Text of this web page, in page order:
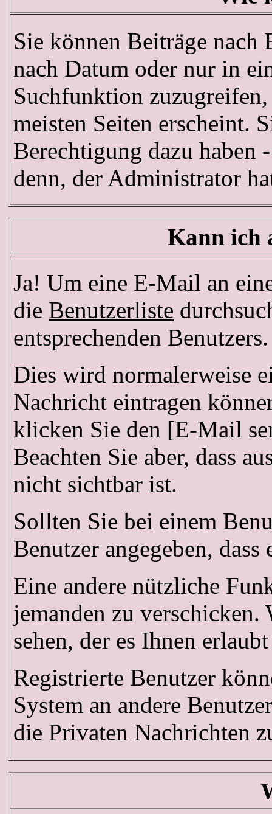
Sie können Beiträge
nach Datum oder nur in
Suchfunktion
meisten Seiten erscheint.
Berechtigung dazu haben
denn, der Administrator
Kann ich
Ja! Um eine E-Mail an
die Benutzerliste
entsprechenden Benutzers.
Dies wird normalerweise
Nachricht eintragen
klicken Sie den [E-Mail
Beachten Sie aber, dass
nicht sichtbar ist.
Sollten Sie bei einem
Benutzer angegeben,
Eine andere nützliche
jemanden zu verschicken.
sehen, der es Ihnen
Registrierte Benutzer
System an andere
die Privaten Nachrichten